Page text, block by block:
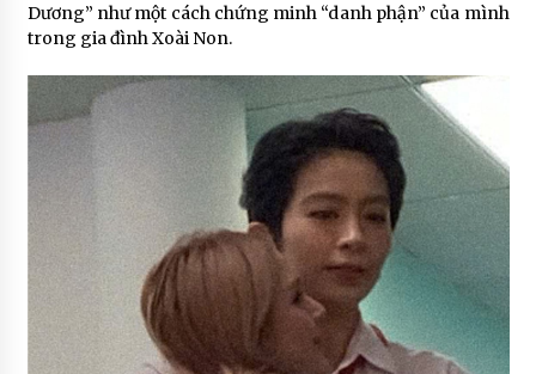
Dương” như một cách chứng minh “danh phận” của mình
trong gia đình Xoài Non.